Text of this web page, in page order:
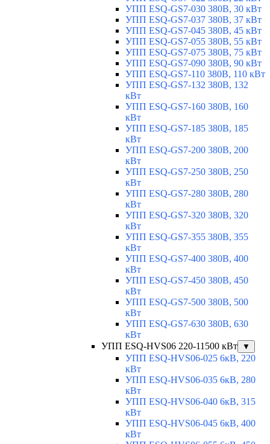
УПП ESQ-GS7-030 380В, 30 кВт
УПП ESQ-GS7-037 380В, 37 кВт
УПП ESQ-GS7-045 380В, 45 кВт
УПП ESQ-GS7-055 380В, 55 кВт
УПП ESQ-GS7-075 380В, 75 кВт
УПП ESQ-GS7-090 380В, 90 кВт
УПП ESQ-GS7-110 380В, 110 кВт
УПП ESQ-GS7-132 380В, 132
кВт
УПП ESQ-GS7-160 380В, 160
кВт
УПП ESQ-GS7-185 380В, 185
кВт
УПП ESQ-GS7-200 380В, 200
кВт
УПП ESQ-GS7-250 380В, 250
кВт
УПП ESQ-GS7-280 380В, 280
кВт
УПП ESQ-GS7-320 380В, 320
кВт
УПП ESQ-GS7-355 380В, 355
кВт
УПП ESQ-GS7-400 380В, 400
кВт
УПП ESQ-GS7-450 380В, 450
кВт
УПП ESQ-GS7-500 380В, 500
кВт
УПП ESQ-GS7-630 380В, 630
кВт
УПП ESQ-HVS06 220-11500 кВт
▼
УПП ESQ-HVS06-025 6кВ, 220
кВт
УПП ESQ-HVS06-035 6кВ, 280
кВт
УПП ESQ-HVS06-040 6кВ, 315
кВт
УПП ESQ-HVS06-045 6кВ, 400
кВт